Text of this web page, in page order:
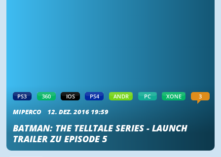
PS3 360 IOS PS4 ANDR PC XONE 3
MIPERCO 12. DEZ. 2016 19:59
BATMAN: THE TELLTALE SERIES - LAUNCH
TRAILER ZU EPISODE 5